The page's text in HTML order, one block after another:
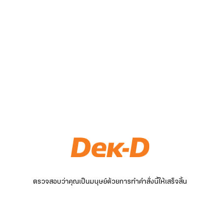
ตรวจสอบว่าคุณเป็นมนุษย์ด้วยการทำคำสั่งนี้ให้เสร็จสิ้น